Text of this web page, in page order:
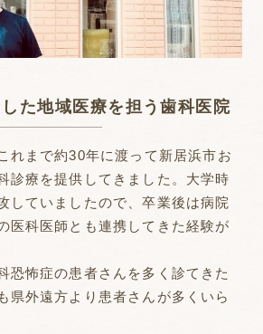
た地域医療を担う歯科医院
れまで約30年に渡って新居浜市お
診療を提供してきました。大学時
していましたので、卒業後は病院
医科医師とも連携してきた経験が
恐怖症の患者さんを多く診てきた
県外遠方より患者さんが多くいら